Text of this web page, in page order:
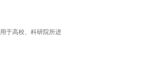
于高校、科研院所进